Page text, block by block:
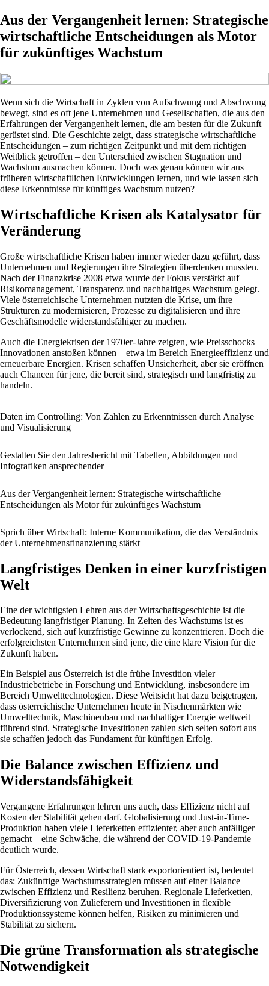
Aus der Vergangenheit lernen: Strategische
wirtschaftliche Entscheidungen als Motor
für zukünftiges Wachstum
Wenn sich die Wirtschaft in Zyklen von Aufschwung und Abschwung
bewegt, sind es oft jene Unternehmen und Gesellschaften, die aus den
Erfahrungen der Vergangenheit lernen, die am besten für die Zukunft
gerüstet sind. Die Geschichte zeigt, dass strategische wirtschaftliche
Entscheidungen – zum richtigen Zeitpunkt und mit dem richtigen
Weitblick getroffen – den Unterschied zwischen Stagnation und
Wachstum ausmachen können. Doch was genau können wir aus
früheren wirtschaftlichen Entwicklungen lernen, und wie lassen sich
diese Erkenntnisse für künftiges Wachstum nutzen?
Wirtschaftliche Krisen als Katalysator für
Veränderung
Große wirtschaftliche Krisen haben immer wieder dazu geführt, dass
Unternehmen und Regierungen ihre Strategien überdenken mussten.
Nach der Finanzkrise 2008 etwa wurde der Fokus verstärkt auf
Risikomanagement, Transparenz und nachhaltiges Wachstum gelegt.
Viele österreichische Unternehmen nutzten die Krise, um ihre
Strukturen zu modernisieren, Prozesse zu digitalisieren und ihre
Geschäftsmodelle widerstandsfähiger zu machen.
Auch die Energiekrisen der 1970er-Jahre zeigten, wie Preisschocks
Innovationen anstoßen können – etwa im Bereich Energieeffizienz und
erneuerbare Energien. Krisen schaffen Unsicherheit, aber sie eröffnen
auch Chancen für jene, die bereit sind, strategisch und langfristig zu
handeln.
Daten im Controlling: Von Zahlen zu Erkenntnissen durch Analyse
und Visualisierung
Gestalten Sie den Jahresbericht mit Tabellen, Abbildungen und
Infografiken ansprechender
Aus der Vergangenheit lernen: Strategische wirtschaftliche
Entscheidungen als Motor für zukünftiges Wachstum
Sprich über Wirtschaft: Interne Kommunikation, die das Verständnis
der Unternehmensfinanzierung stärkt
Langfristiges Denken in einer kurzfristigen
Welt
Eine der wichtigsten Lehren aus der Wirtschaftsgeschichte ist die
Bedeutung langfristiger Planung. In Zeiten des Wachstums ist es
verlockend, sich auf kurzfristige Gewinne zu konzentrieren. Doch die
erfolgreichsten Unternehmen sind jene, die eine klare Vision für die
Zukunft haben.
Ein Beispiel aus Österreich ist die frühe Investition vieler
Industriebetriebe in Forschung und Entwicklung, insbesondere im
Bereich Umwelttechnologien. Diese Weitsicht hat dazu beigetragen,
dass österreichische Unternehmen heute in Nischenmärkten wie
Umwelttechnik, Maschinenbau und nachhaltiger Energie weltweit
führend sind. Strategische Investitionen zahlen sich selten sofort aus –
sie schaffen jedoch das Fundament für künftigen Erfolg.
Die Balance zwischen Effizienz und
Widerstandsfähigkeit
Vergangene Erfahrungen lehren uns auch, dass Effizienz nicht auf
Kosten der Stabilität gehen darf. Globalisierung und Just-in-Time-
Produktion haben viele Lieferketten effizienter, aber auch anfälliger
gemacht – eine Schwäche, die während der COVID-19-Pandemie
deutlich wurde.
Für Österreich, dessen Wirtschaft stark exportorientiert ist, bedeutet
das: Zukünftige Wachstumsstrategien müssen auf einer Balance
zwischen Effizienz und Resilienz beruhen. Regionale Lieferketten,
Diversifizierung von Zulieferern und Investitionen in flexible
Produktionssysteme können helfen, Risiken zu minimieren und
Stabilität zu sichern.
Die grüne Transformation als strategische
Notwendigkeit